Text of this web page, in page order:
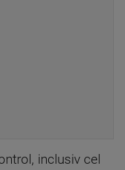
inclusiv cel